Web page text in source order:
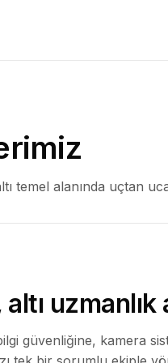
temel alanında uçtan
uzmanlık
güvenliğine, kamera